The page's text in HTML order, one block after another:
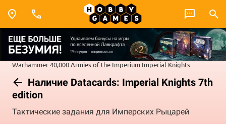
Warhammer 40,000Armies of the Imperium Imperial Knights
Наличие Datacards: Imperial Knights 7th
edition
Тактические задания для Имперских Рыцарей